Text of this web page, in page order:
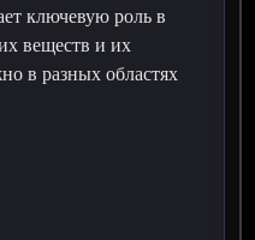
ключевую роль в
веществ и их
в разных областях